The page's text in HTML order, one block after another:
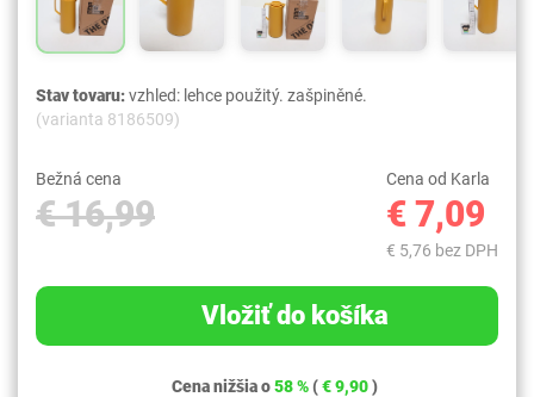
Stav tovaru:vzhled: lehce použitý. zašpiněné.
(varianta 8186509)
Bežná cena
€ 16,99
Cena od Karla
€ 7,09
€ 5,76 bez DPH
Vložiť do košíka
Cena nižšia o58 % (€ 9,90)